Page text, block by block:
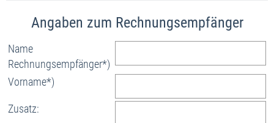
Name
Rechnungsempfänger*)
Vorname*)
Zusatz: